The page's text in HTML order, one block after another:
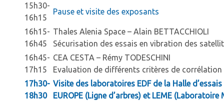
15h30-
16h15
Pause et visite des exposants
16h15-
16h45
Thales Alenia Space – Alain BETTACCHIOLI
Sécurisation des essais en vibration des
16h45-
17h15
CEA CESTA – Rémy TODESCHINI
Evaluation de différents critères de
17h30-
18h30
Visite des laboratoires EDF de la Halle d’essais
EUROPE (Ligne d’arbres) et LEME (Laboratoire